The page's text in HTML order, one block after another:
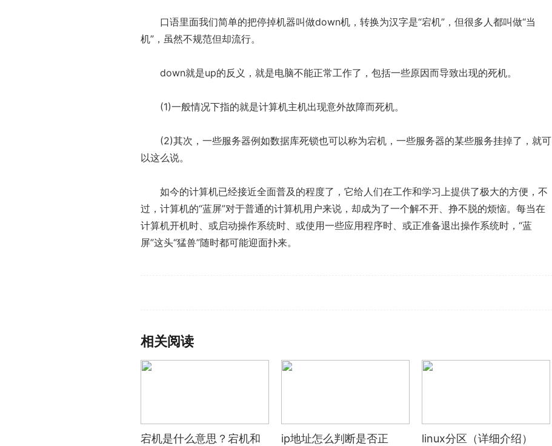
口语里面我们简单的把停掉机器叫做down机，转换为汉字是“宕机”，但很多人都叫做“当
机”，虽然不规范但却流行。
down就是up的反义，就是电脑不能正常工作了，包括一些原因而导致出现的死机。
(1)一般情况下指的就是计算机主机出现意外故障而死机。
(2)其次，一些服务器例如数据库死锁也可以称为宕机，一些服务器的某些服务挂掉了，就可
以这么说。
如今的计算机已经接近全面普及的程度了，它给人们在工作和学习上提供了极大的方便，不
过，计算机的“蓝屏”对于普通的计算机用户来说，却成为了一个解不开、挣不脱的烦恼。每当在
计算机开机时、或启动操作系统时、或使用一些应用程序时、或正准备退出操作系统时，“蓝
屏”这头“猛兽”随时都可能迎面扑来。
相关阅读
宕机是什么意思？宕机和
ip地址怎么判断是否正
linux分区（详细介绍）